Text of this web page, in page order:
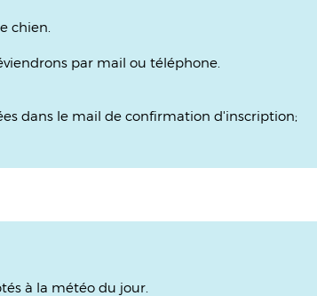
chien.
par mail ou téléphone.
dans le mail de confirmation d'inscription;
à la météo du jour.